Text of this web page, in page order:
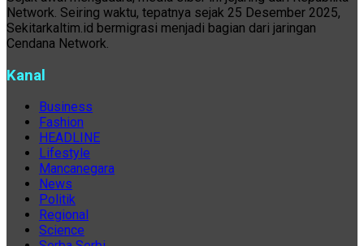
Network. Seiring waktu, tepatnya sejak 25 Desember 2025,
Sekitarkaltim.id bermigrasi menjadi bagian dari jaringan
Cendana Network.
Kanal
Business
Fashion
HEADLINE
Lifestyle
Mancanegara
News
Politik
Regional
Science